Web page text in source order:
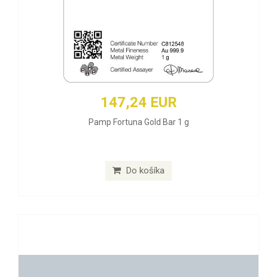
147,24 EUR
Pamp Fortuna Gold Bar 1 g
Do košíka